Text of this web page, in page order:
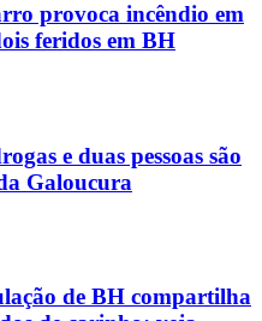
provoca incêndio em
feridos em BH
e duas pessoas são
Galoucura
de BH compartilha